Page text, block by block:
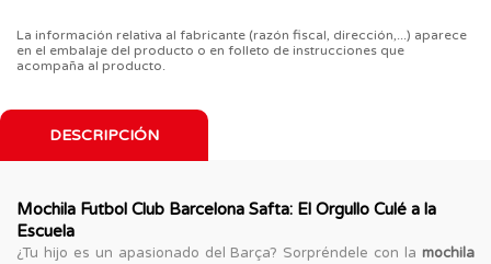
La información relativa al fabricante (razón fiscal, dirección,...) aparece
en el embalaje del producto o en folleto de instrucciones que
acompaña al producto.
DESCRIPCIÓN
Mochila Futbol Club Barcelona Safta: El Orgullo Culé a la
Escuela
¿Tu hijo es un apasionado del Barça? Sorpréndele con la mochila